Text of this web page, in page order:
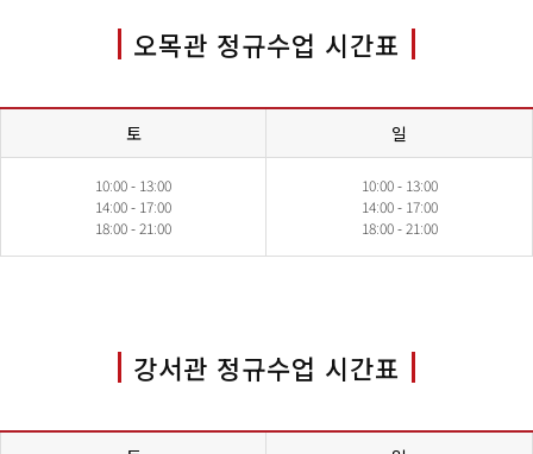
오목관 정규수업 시간표
토 일
10:00 - 13:00
14:00 - 17:00
18:00 - 21:00
10:00 - 13:00
14:00 - 17:00
18:00 - 21:00
강서관 정규수업 시간표